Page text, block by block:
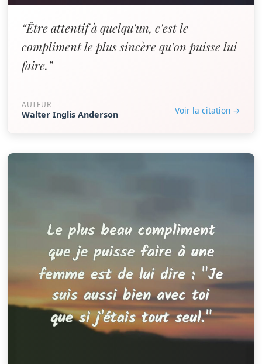
“Être attentif à quelqu'un, c'est le
compliment le plus sincère qu'on puisse lui
faire.”
AUTEUR
Walter Inglis Anderson Voir la citation →